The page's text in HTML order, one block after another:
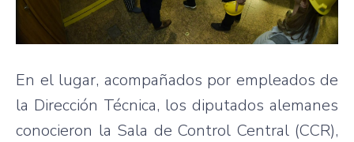
En el lugar, acompañados por empleados de
la Dirección Técnica, los diputados alemanes
conocieron la Sala de Control Central (CCR),